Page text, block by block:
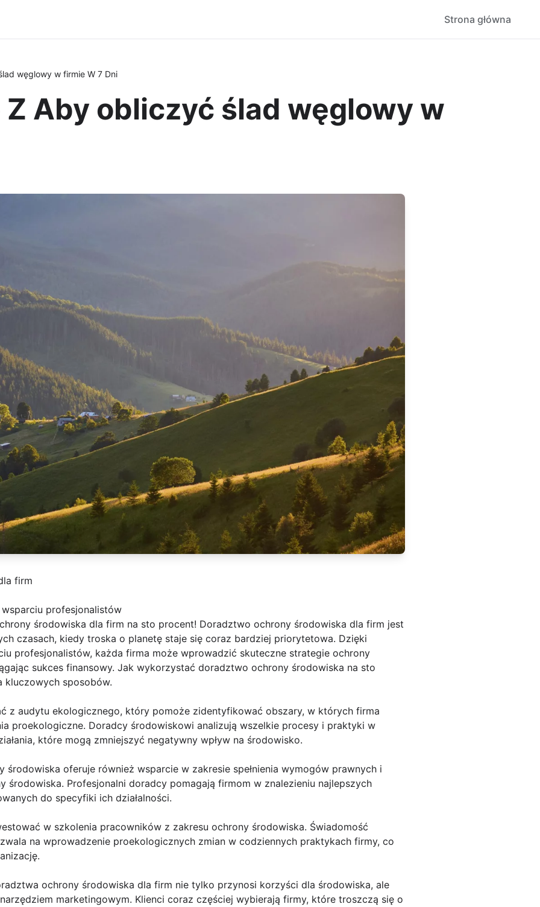
Strona główna
węglowy w firmie W 7 Dni
Z Aby obliczyć ślad węglowy w
firm
profesjonalistów
środowiska dla firm na sto procent! Doradztwo ochrony środowiska dla firm jest
czasach, kiedy troska o planetę staje się coraz bardziej priorytetowa. Dzięki
profesjonalistów, każda firma może wprowadzić skuteczne strategie ochrony
sukces finansowy. Jak wykorzystać doradztwo ochrony środowiska na sto
kluczowych sposobów.
z audytu ekologicznego, który pomoże zidentyfikować obszary, w których firma
proekologiczne. Doradcy środowiskowi analizują wszelkie procesy i praktyki w
które mogą zmniejszyć negatywny wpływ na środowisko.
środowiska oferuje również wsparcie w zakresie spełnienia wymogów prawnych i
środowiska. Profesjonalni doradcy pomagają firmom w znalezieniu najlepszych
do specyfiki ich działalności.
w szkolenia pracowników z zakresu ochrony środowiska. Świadomość
na wprowadzenie proekologicznych zmian w codziennych praktykach firmy, co
ochrony środowiska dla firm nie tylko przynosi korzyści dla środowiska, ale
marketingowym. Klienci coraz częściej wybierają firmy, które troszczą się o